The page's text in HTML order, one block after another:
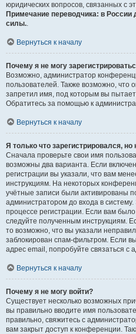
юридических вопросов, связанных с
Примечание переводчика: в
силы..
Вернуться к началу
Почему я не могу
Возможно, администратор
пользователей. Также возможно, что
запретил имя, под которым вы
Обратитесь за помощью к
Вернуться к началу
Я только что зарегистрировался, но
Сначала проверьте свои имя
возможны два варианта. Если
регистрации вы указали, что вам
инструкциям. На некоторых
учётные записи были активированы
администратором до входа в
процессе регистрации. Если вам
следуйте полученным инструкциям.
то возможно, что вы указали
заблокирован спам-фильтром. Если
адрес email, попробуйте связаться с
Вернуться к началу
Почему я не могу войти?
Существует несколько возможных
вы правильно вводите имя
правильно, свяжитесь с
вам закрыт доступ к конференции.